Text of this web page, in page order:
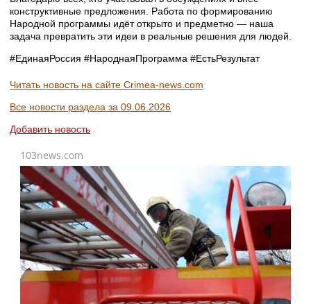
конструктивные предложения. Работа по формированию
Народной программы идёт открыто и предметно — наша
задача превратить эти идеи в реальные решения для людей.
#ЕдинаяРоссия #НароднаяПрограмма #ЕстьРезультат
Читать новость на сайте Crimea-news.com
Все новости раздела за 09.06.2026
Добавить новость
103news.com